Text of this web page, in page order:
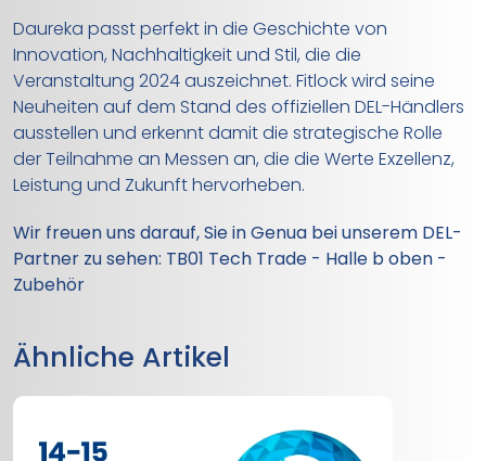
Daureka passt perfekt in die Geschichte von
Innovation, Nachhaltigkeit und Stil, die die
Veranstaltung 2024 auszeichnet. Fitlock wird seine
Neuheiten auf dem Stand des offiziellen DEL-Händlers
ausstellen und erkennt damit die strategische Rolle
der Teilnahme an Messen an, die die Werte Exzellenz,
Leistung und Zukunft hervorheben.
Wir freuen uns darauf, Sie in Genua bei unserem DEL-
Partner zu sehen: TB01 Tech Trade - Halle b oben -
Zubehör
Ähnliche Artikel